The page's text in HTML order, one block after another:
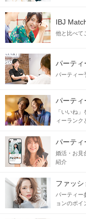
IBJ
他と比べて
パーティ
パーティー
パーティ
「いいね
ィーランク
パーティ
婚活・お見
紹介
ファッシ
パーティー
ョンのポイ